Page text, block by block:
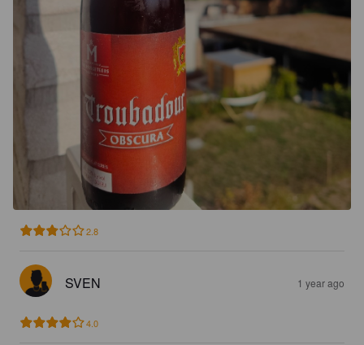
2.8
SVEN 1 year ago
4.0